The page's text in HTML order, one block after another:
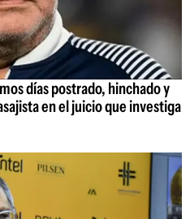
días postrado, hinchado y
en el juicio que investiga